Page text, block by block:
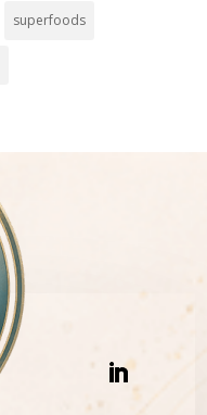
superfoods